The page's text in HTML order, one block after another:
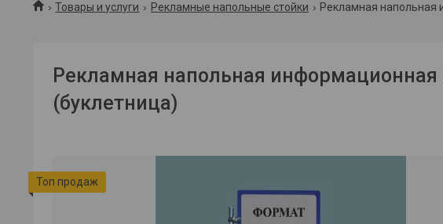
Товары и услуги Рекламные напольные стойки Рекламная напольная
Рекламная напольная информационная
(буклетница)
Топ продаж